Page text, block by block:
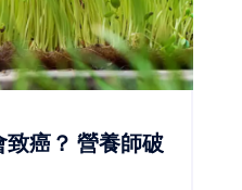
營養師破